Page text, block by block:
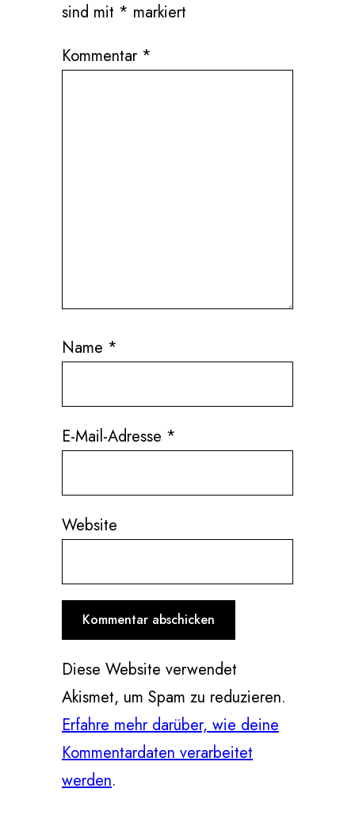
sind mit * markiert
Kommentar *
Name *
E-Mail-Adresse *
Website
Diese Website verwendet
Akismet, um Spam zu reduzieren.
Erfahre mehr darüber, wie deine
Kommentardaten verarbeitet
werden.